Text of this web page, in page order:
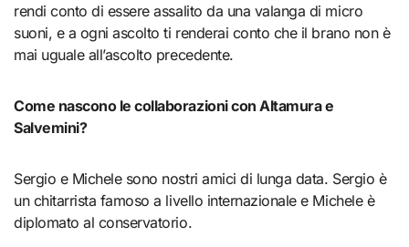
rendi conto di essere assalito da una valanga di micro
suoni, e a ogni ascolto ti renderai conto che il brano non è
mai uguale all’ascolto precedente.
Come nascono le collaborazioni con Altamura e
Salvemini?
Sergio e Michele sono nostri amici di lunga data. Sergio è
un chitarrista famoso a livello internazionale e Michele è
diplomato al conservatorio.